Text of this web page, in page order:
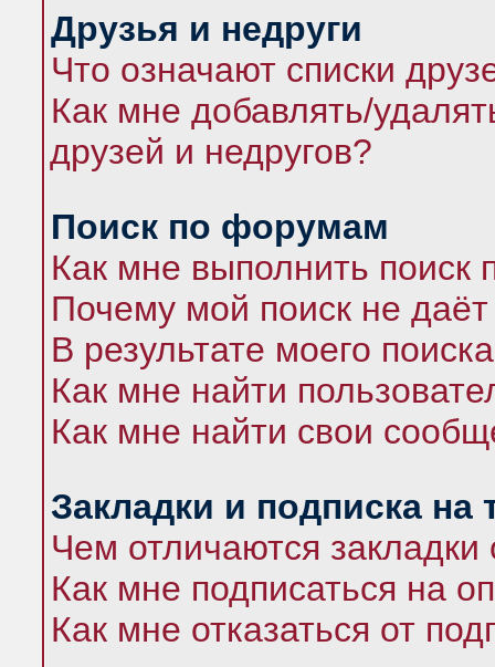
Друзья и недруги
Что означают списки
Как мне добавлять/
друзей и недругов?
Поиск по форумам
Как мне выполнить
Почему мой поиск не даёт
В результате моего
Как мне найти
Как мне найти свои
Закладки и подписка на
Чем отличаются закладки
Как мне подписаться на
Как мне отказаться от